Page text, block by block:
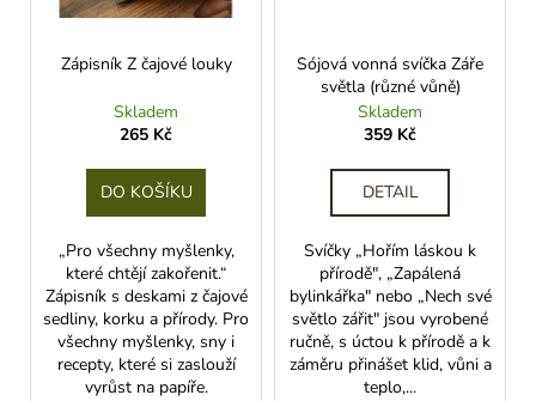
Zápisník Z čajové louky
Skladem
265 Kč
DO KOŠÍKU
„Pro všechny myšlenky,
které chtějí zakořenit.“
Zápisník s deskami z čajové
sedliny, korku a přírody. Pro
všechny myšlenky, sny i
recepty, které si zaslouží
vyrůst na papíře.
Sójová vonná svíčka Záře
světla (různé vůně)
Skladem
359 Kč
DETAIL
Svíčky „Hořím láskou k
přírodě", „Zapálená
bylinkářka" nebo „Nech své
světlo zářit" jsou vyrobené
ručně, s úctou k přírodě a k
záměru přinášet klid, vůni a
teplo,...